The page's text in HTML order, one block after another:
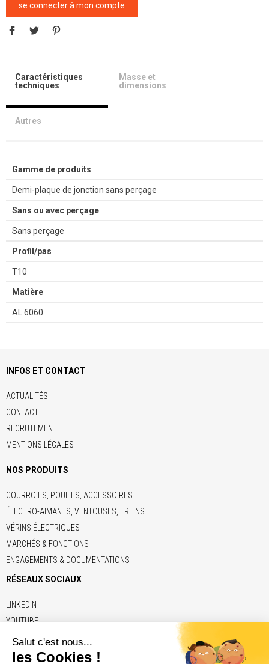
se connecter à mon compte
Caractéristiques
techniques
Masse et
dimensions
Autres
Gamme de produits
Demi-plaque de jonction sans perçage
Sans ou avec perçage
Sans perçage
Profil/pas
T10
Matière
AL 6060
INFOS ET CONTACT
ACTUALITÉS
CONTACT
RECRUTEMENT
MENTIONS LÉGALES
NOS PRODUITS
COURROIES, POULIES, ACCESSOIRES
ÉLECTRO-AIMANTS, VENTOUSES, FREINS
VÉRINS ÉLECTRIQUES
MARCHÉS & FONCTIONS
ENGAGEMENTS & DOCUMENTATIONS
RÉSEAUX SOCIAUX
LINKEDIN
YOUTUBE
LIENS